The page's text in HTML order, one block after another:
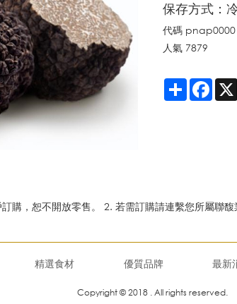
保存方式：
代碼 pnap0000
人氣 7879
Share
購，恕不開放零售。 2. 若需訂購請連繫您所屬聯馥
精選食材 優質品牌 最新
Copyright © 2018 . All rights reserved.